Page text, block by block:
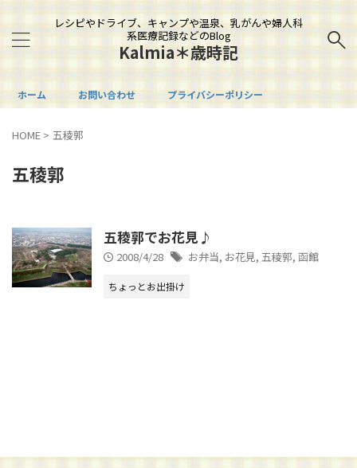
レシピやドライブ、キャンプや温泉、乳がんや婦人科
系医療記録などのBlog
Kalmia＊歳時記
ホーム お問い合わせ プライバシーポリシー
HOME > 五稜郭
五稜郭
五稜郭でお花見♪
2008/4/28 お弁当, お花見, 五稜郭, 函館
ちょっとお出掛け